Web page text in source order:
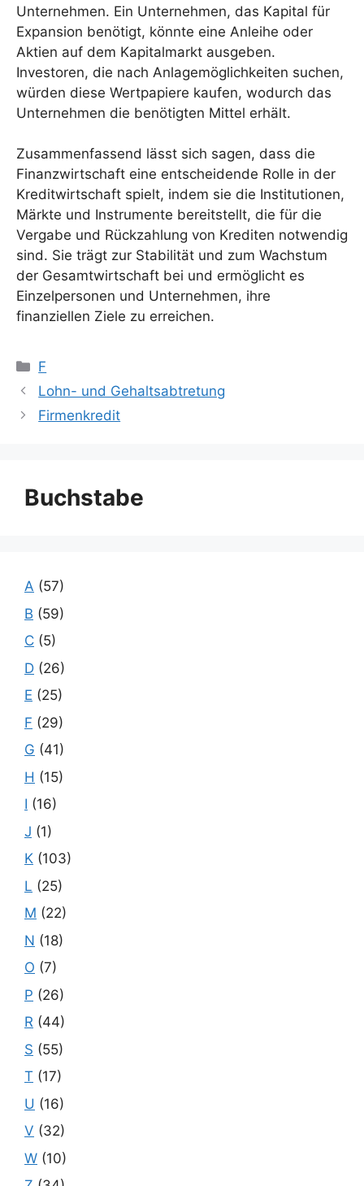
Unternehmen. Ein Unternehmen, das Kapital für
Expansion benötigt, könnte eine Anleihe oder
Aktien auf dem Kapitalmarkt ausgeben.
Investoren, die nach Anlagemöglichkeiten suchen,
würden diese Wertpapiere kaufen, wodurch das
Unternehmen die benötigten Mittel erhält.
Zusammenfassend lässt sich sagen, dass die
Finanzwirtschaft eine entscheidende Rolle in der
Kreditwirtschaft spielt, indem sie die Institutionen,
Märkte und Instrumente bereitstellt, die für die
Vergabe und Rückzahlung von Krediten notwendig
sind. Sie trägt zur Stabilität und zum Wachstum
der Gesamtwirtschaft bei und ermöglicht es
Einzelpersonen und Unternehmen, ihre
finanziellen Ziele zu erreichen.
Kategorien
F
Lohn- und Gehaltsabtretung
Firmenkredit
Buchstabe
A (57)
B (59)
C (5)
D (26)
E (25)
F (29)
G (41)
H (15)
I (16)
J (1)
K (103)
L (25)
M (22)
N (18)
O (7)
P (26)
R (44)
S (55)
T (17)
U (16)
V (32)
W (10)